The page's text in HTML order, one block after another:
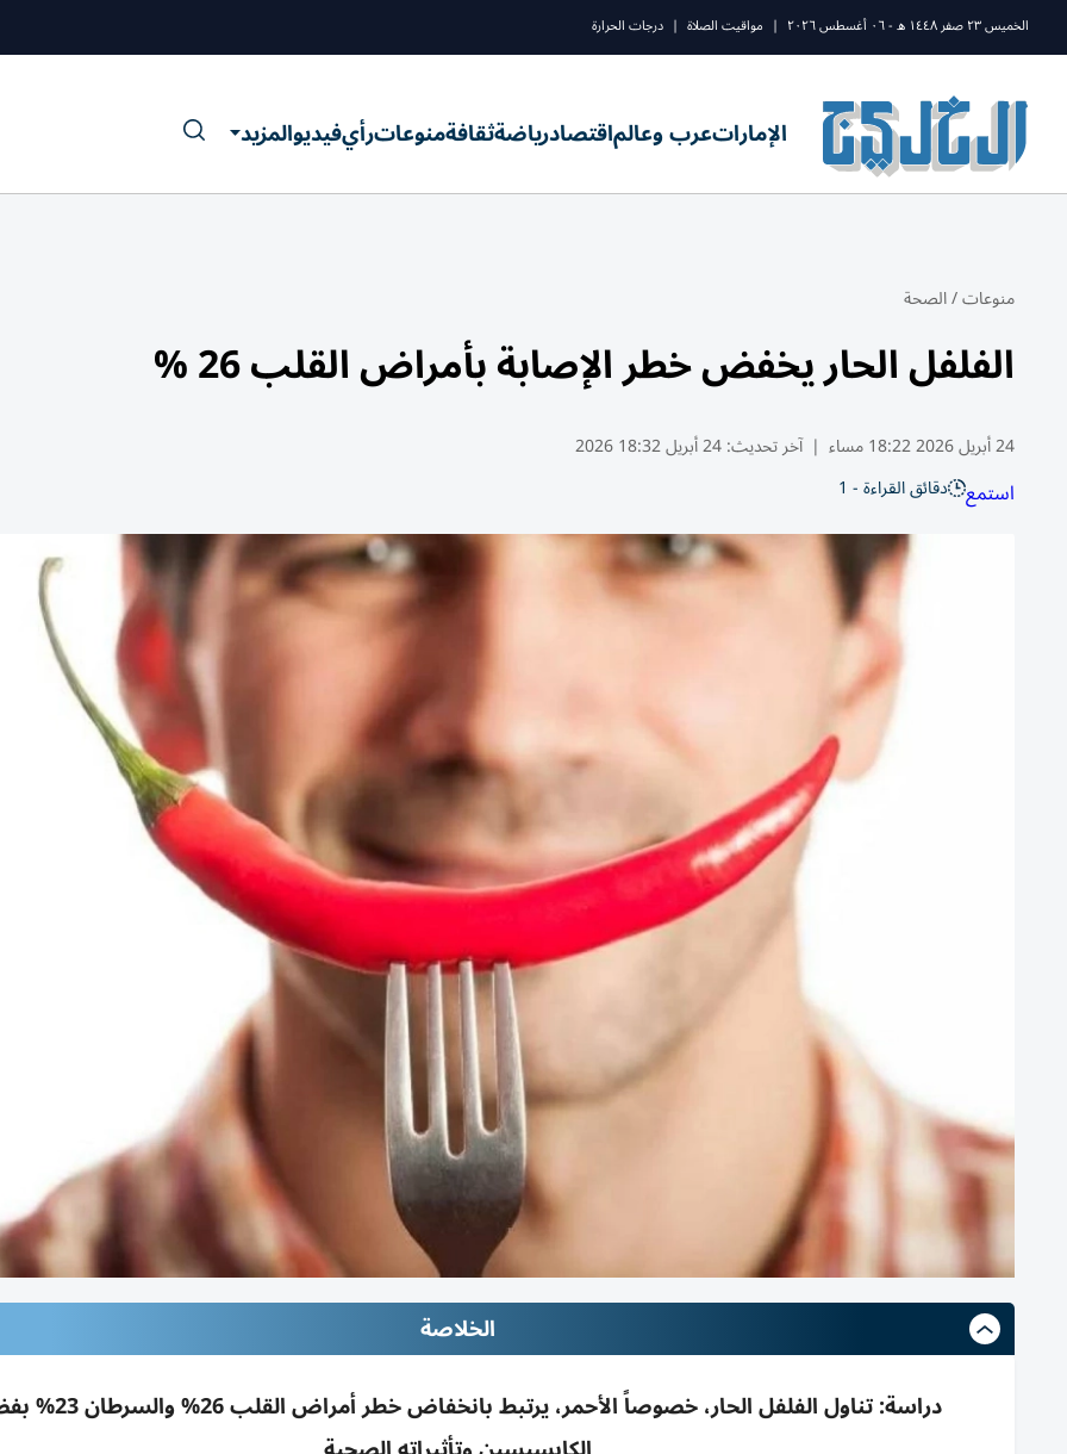
الخميس ٢٣ صفر ١٤٤٨ ه - ٠٦ أغسطس ٢٠٢٦ | مواقيت الصلاة | درجات الحرارة
الإماراتعرب وعالماقتصادرياضةثقافةمنوعاترأيفيديوالمزيد
منوعات/الصحة
الفلفل الحار يخفض خطر الإصابة بأمراض القلب 26 %
24 أبريل 2026 18:22 مساء | آخر تحديث:24 أبريل 18:32 2026
استمع دقائق القراءة - 1
الخلاصة
دراسة: تناول الفلفل الحار، خصوصاً الأحمر، يرتبط